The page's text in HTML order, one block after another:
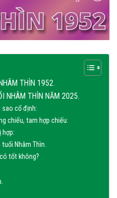
THÌN 1952.
NHÂM THÌN NĂM 2025.
sao cố định:
chiếu, tam hợp chiếu:
hợp:
Nhâm Thìn.
tốt không?